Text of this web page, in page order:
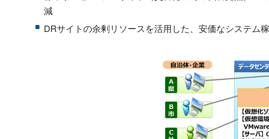
減
DRサイトの余剰リソースを活用した、安価なシステム